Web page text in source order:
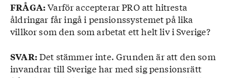
FRÅGA:Varför accepterar PRO att hitresta
åldringar får ingå i pensionssystemet på lika
villkor som den som arbetat ett helt liv i Sverige?
SVAR:Det stämmer inte. Grunden är att den som
invandrar till Sverige har med sig pensionsrätt